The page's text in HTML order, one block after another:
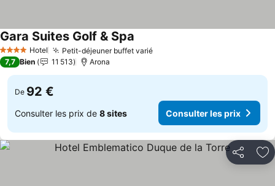
4 Étoiles Hotel Petit-déjeuner buffet varié
Gara Suites Golf & Spa
7,7 Bien 11 513 Arona
De 92 €
Consulter les prix de 8 sites Consulter les prix
Partager